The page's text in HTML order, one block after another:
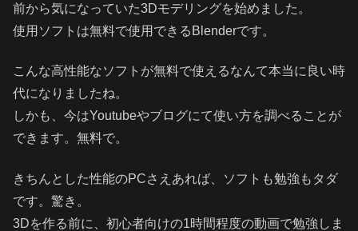
前から気になっていた3Dモデリングを始めました。
使用ソフトは無料で使用できるBlenderです。
こんな高性能なソフトが無料で使えるなんて本当に良い時
代になりましたね。
しかも、今はYoutubeやブログにて使い方を調べることが
できます。無料で。
きちんとした性能のPCさえあれば、ソフトも勉強もタダ
です。驚き。
3Dを作る前に、初心者向けの1時間程度の動画で勉強しま